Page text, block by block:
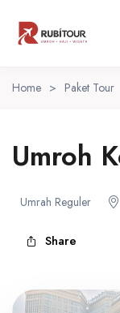
Home > Paket Tour
Umroh
Umrah Reguler
Share